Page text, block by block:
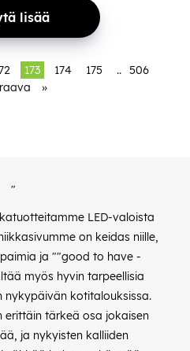
lisää
173 174 175 .. 506
»
"
LED-valoista
on keidas niille,
ja ""good to have -
myös hyvin tarpeellisia
kotitalouksissa.
erittäin tärkeä osa jokaisen
ja nykyisten kalliiden